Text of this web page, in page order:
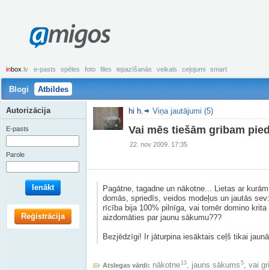
amigos
inbox .lv e-pasts spēles foto files iepazīšanās veikals ceļojumi smart
Blogi Atbildes
hi h. Viņa jautājumi (5)
Vai mēs tiešām gribam
22. nov 2009. 17:35
Pagātne, tagadne un nākotne... Lietas ar
domās, spriedīs, veidos modeļus un jautās
rīcība bija 100% pilnīga, vai tomēr domino
aizdomāties par jaunu sākumu???
Bezjēdzīgi! Ir jāturpina iesāktais ceļš tikai
Atslegas vārdi: nākotne13, jauns sākums 5, vai
Autorizācija
E-pasts
Parole
Ienākt
Reģistrācija